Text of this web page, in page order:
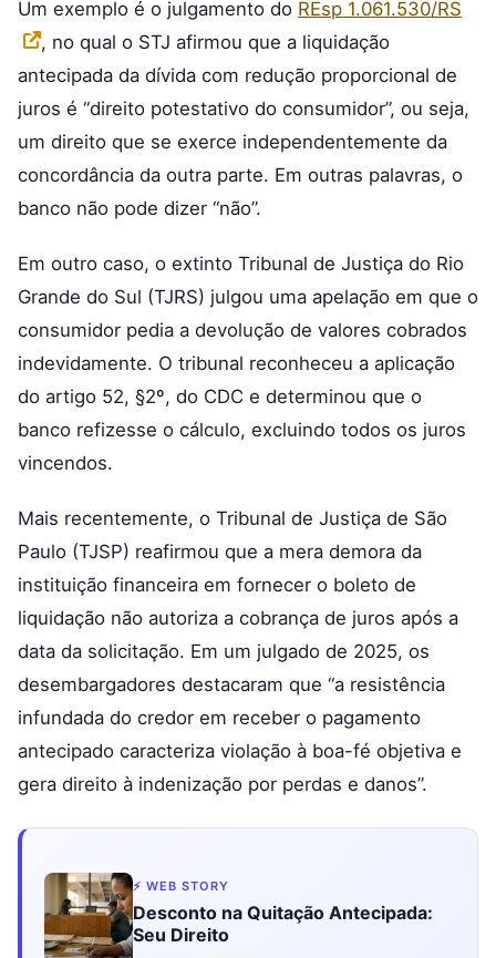
Um exemplo é o julgamento do REsp 1.061.530/RS
, no qual o STJ afirmou que a liquidação
antecipada da dívida com redução proporcional de
juros é “direito potestativo do consumidor”, ou seja,
um direito que se exerce independentemente da
concordância da outra parte. Em outras palavras, o
banco não pode dizer “não”.
Em outro caso, o extinto Tribunal de Justiça do Rio
Grande do Sul (TJRS) julgou uma apelação em que o
consumidor pedia a devolução de valores cobrados
indevidamente. O tribunal reconheceu a aplicação
do artigo 52, §2º, do CDC e determinou que o
banco refizesse o cálculo, excluindo todos os juros
vincendos.
Mais recentemente, o Tribunal de Justiça de São
Paulo (TJSP) reafirmou que a mera demora da
instituição financeira em fornecer o boleto de
liquidação não autoriza a cobrança de juros após a
data da solicitação. Em um julgado de 2025, os
desembargadores destacaram que “a resistência
infundada do credor em receber o pagamento
antecipado caracteriza violação à boa-fé objetiva e
gera direito à indenização por perdas e danos”.
⚡ WEB STORY
Desconto na Quitação Antecipada:
Seu Direito